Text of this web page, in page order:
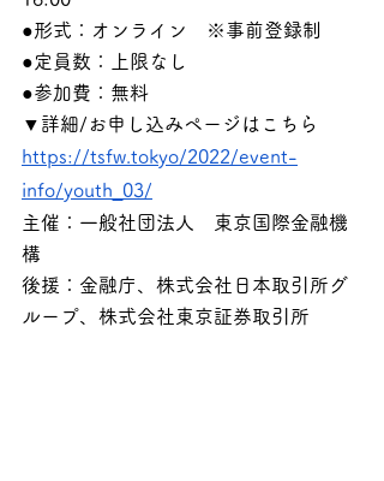
●形式：オンライン　※事前登録制
●定員数：上限なし
●参加費：無料
▼詳細/お申し込みページはこちら
https://tsfw.tokyo/2022/event-
info/youth_03/
主催：一般社団法人　東京国際金融機
構
後援：金融庁、株式会社日本取引所グ
ループ、株式会社東京証券取引所